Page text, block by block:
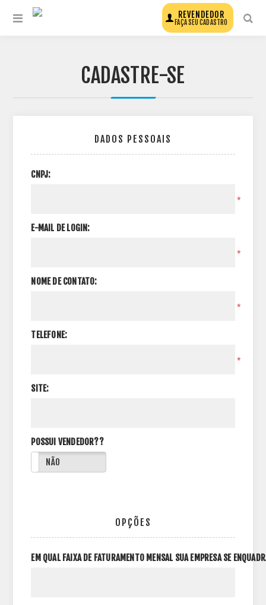
REVENDEDOR
FAÇA SEU CADASTRO
CADASTRE-SE
DADOS PESSOAIS
CNPJ:
*
E-MAIL DE LOGIN:
*
NOME DE CONTATO:
*
TELEFONE:
*
SITE:
POSSUI VENDEDOR??
NÃO
OPÇÕES
EM QUAL FAIXA DE FATURAMENTO MENSAL SUA EMPRESA SE